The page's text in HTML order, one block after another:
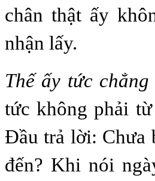
chân thật ấy
nhận lấy.
Thế ấy tức
tức không phải
Đầu trả lời: Chưa
đến? Khi nói